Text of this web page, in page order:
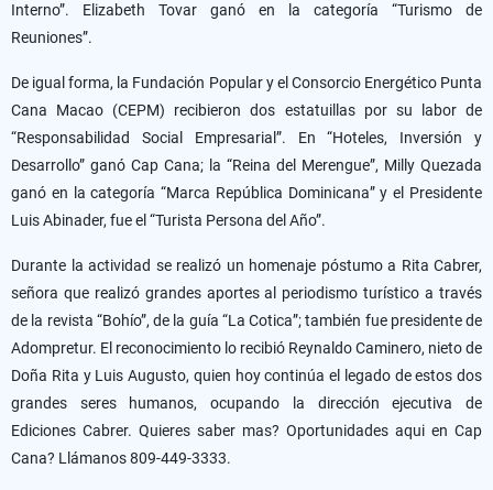
Interno”. Elizabeth Tovar ganó en la categoría “Turismo de
Reuniones”.
De igual forma, la Fundación Popular y el Consorcio Energético Punta
Cana Macao (CEPM) recibieron dos estatuillas por su labor de
“Responsabilidad Social Empresarial”. En “Hoteles, Inversión y
Desarrollo” ganó Cap Cana; la “Reina del Merengue”, Milly Quezada
ganó en la categoría “Marca República Dominicana” y el Presidente
Luis Abinader, fue el “Turista Persona del Año”.
Durante la actividad se realizó un homenaje póstumo a Rita Cabrer,
señora que realizó grandes aportes al periodismo turístico a través
de la revista “Bohío”, de la guía “La Cotica”;también fue presidente de
Adompretur. El reconocimiento lo recibió Reynaldo Caminero, nieto de
Doña Rita y Luis Augusto, quien hoy continúa el legado de estos dos
grandes seres humanos, ocupando la dirección ejecutiva de
Ediciones Cabrer. Quieres saber mas? Oportunidades aqui en Cap
Cana? Llámanos 809-449-3333.